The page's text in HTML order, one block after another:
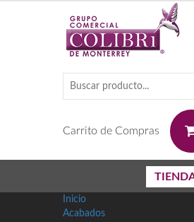
Carrito de Compras
Inicio
Acabados